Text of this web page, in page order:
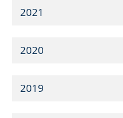
2021
2020
2019